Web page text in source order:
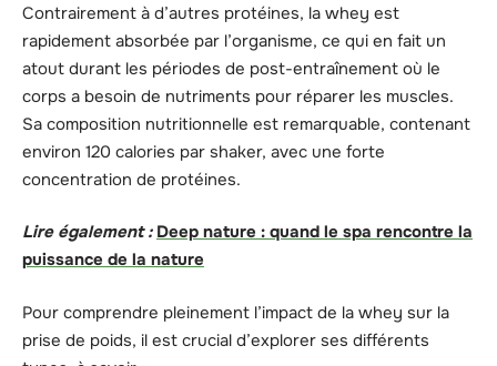
Contrairement à d’autres protéines, la whey est
rapidement absorbée par l’organisme, ce qui en fait un
atout durant les périodes de post-entraînement où le
corps a besoin de nutriments pour réparer les muscles.
Sa composition nutritionnelle est remarquable, contenant
environ 120 calories par shaker, avec une forte
concentration de protéines.
Lire également : Deep nature : quand le spa rencontre la
puissance de la nature
Pour comprendre pleinement l’impact de la whey sur la
prise de poids, il est crucial d’explorer ses différents